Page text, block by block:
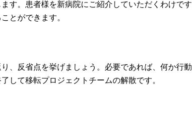
す。患者様を新病院にご紹介していただくわけです
とができます。
、反省点を挙げましょう。必要であれば、何か行動
して移転プロジェクトチームの解散です。